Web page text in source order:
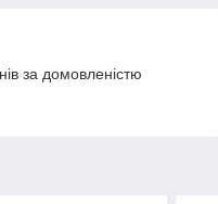
за домовленістю